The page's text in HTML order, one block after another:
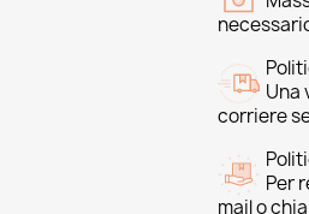
Una
corriere
Per
mail o